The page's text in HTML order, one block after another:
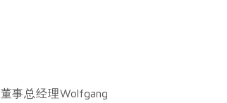
事总经理Wolfgang